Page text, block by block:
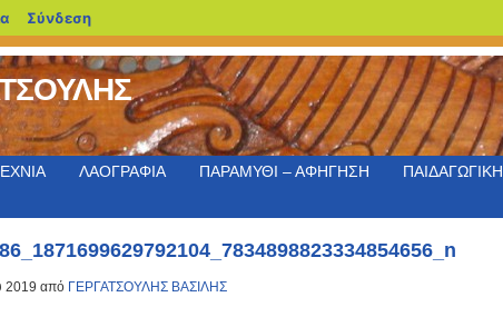
blogs.sch.gr
Σύνδεση
ΛΑΟΓΡΑΦΙΑ ΠΑΡΑΜΥΘΙ – ΑΦΗΓΗΣΗ ΠΑΙΔΑΓΩΓΙΚΗ
2019 από ΓΕΡΓΑΤΣΟΥΛΗΣ ΒΑΣΙΛΗΣ